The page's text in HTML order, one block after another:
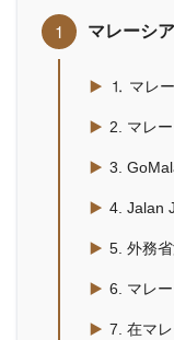
マレーシ
⒈ マレ
2. マレ
3.
4. Jalan
5. 外務
6. マレ
7. 在マ